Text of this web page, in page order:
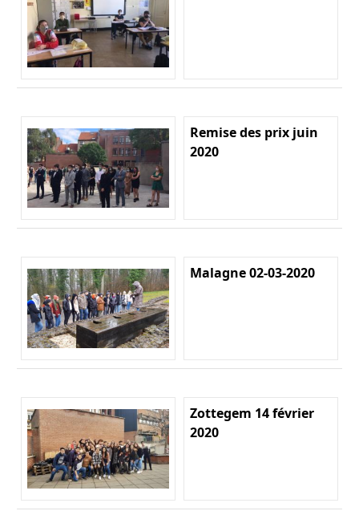
Remise des prix juin
2020
Malagne 02-03-2020
Zottegem 14 février
2020